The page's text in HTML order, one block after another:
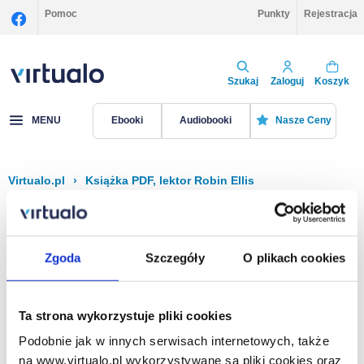
Zgoda Szczegóły O plikach cookies
Ta strona wykorzystuje pliki cookies
Podobnie jak w innych serwisach internetowych, także
na www.virtualo.pl wykorzystywane są pliki cookies oraz
Pomoc Punkty Rejestracja
Szukaj Zaloguj Koszyk
MENU Ebooki Audiobooki Nasze Ceny
Virtualo.pl › Książka PDF, lektor Robin Ellis
Filtruj Sortuj
Na stronie